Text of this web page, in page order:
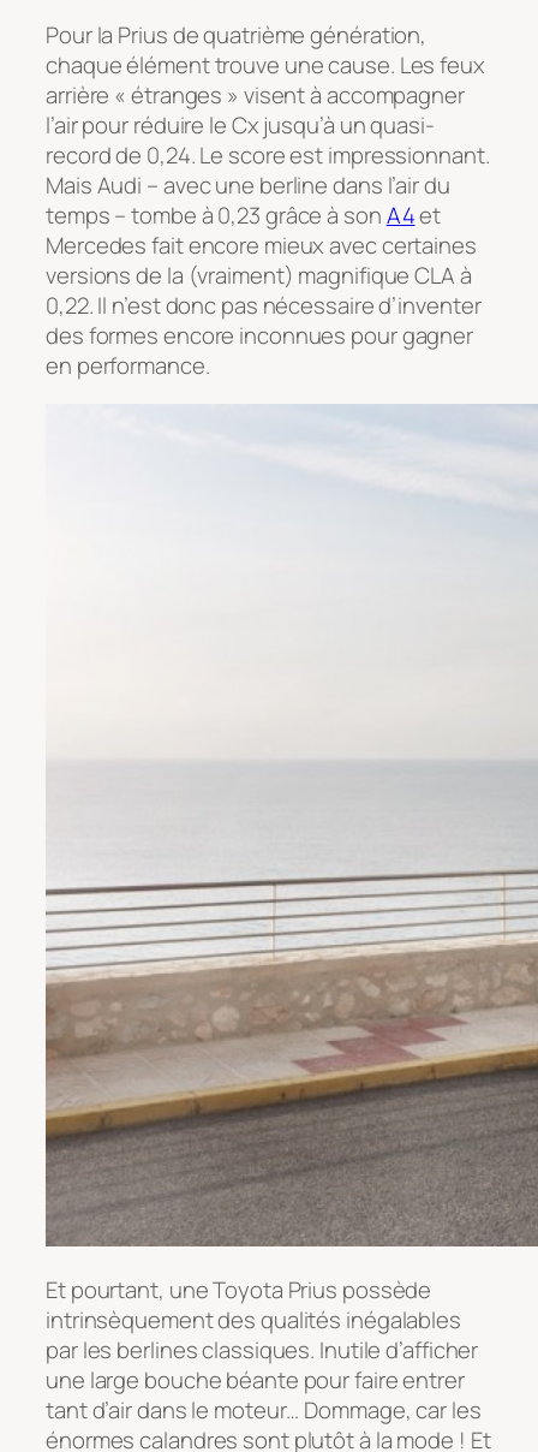
Pour la Prius de quatrième génération,
chaque élément trouve une cause. Les feux
arrière « étranges » visent à accompagner
l’air pour réduire le Cx jusqu’à un quasi-
record de 0,24. Le score est impressionnant.
Mais Audi – avec une berline dans l’air du
temps – tombe à 0,23 grâce à sonA4et
Mercedes fait encore mieux avec certaines
versions de la (vraiment) magnifique CLA à
0,22. Il n’est donc pas nécessaire d’inventer
des formes encore inconnues pour gagner
en performance.
Et pourtant, une Toyota Prius possède
intrinsèquement des qualités inégalables
par les berlines classiques. Inutile d’afficher
une large bouche béante pour faire entrer
tant d’air dans le moteur… Dommage, car les
énormes calandres sont plutôt à la mode ! Et